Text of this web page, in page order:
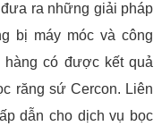
ra những giải pháp
bị máy móc và công
hàng có được kết quả
răng sứ Cercon. Liên
dẫn cho dịch vụ bọc